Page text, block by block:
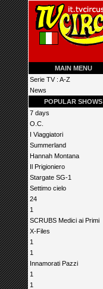
MAIN MENU
Serie TV : A-Z
News
POPULAR SHOWS
7 days
O.C.
I Viaggiatori
Summerland
Hannah Montana
Il Prigioniero
Stargate SG-1
Settimo cielo
24
1
SCRUBS Medici ai Primi
X-Files
1
1
Innamorati Pazzi
1
1